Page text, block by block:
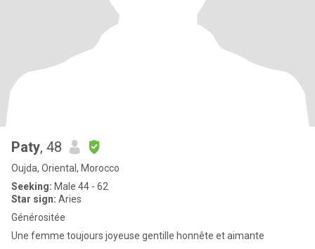
Paty, 48
Oujda, Oriental, Morocco
Seeking: Male 44 - 62
Star sign: Aries
Générositée
Une femme toujours joyeuse gentille honnête et aimante